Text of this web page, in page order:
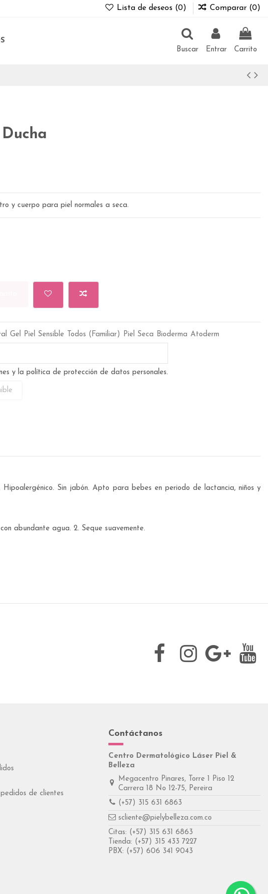
Lista de deseos (0) Comparar (0)
Buscar
Entrar Carrito
y cuerpo para piel normales a seca.
Gel Piel Sensible Todos (Familiar) Piel Seca Bioderma Atoderm
y la política de protección de datos personales.
Sin jabón. Apto para bebes en periodo de lactancia, niños y
abundante agua. 2. Seque suavemente.
de clientes
Contáctanos
Centro Dermatológico Láser Piel &
Belleza
Megacentro Pinares, Torre 1 Piso 12
Carrera 18 No 12-75, Pereira
(+57) 315 631 6863
scliente@pielybelleza.com.co
Citas: (+57) 315 631 6863
Tienda: (+57) 315 433 7227
PBX: (+57) 606 341 9043